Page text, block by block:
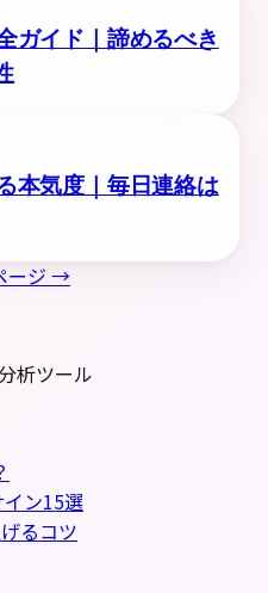
ガイド｜諦めるべき
本気度｜毎日連絡は
ージ →
析ツール
ン15選
るコツ